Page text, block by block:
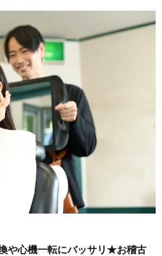
や心機一転にバッサリ★お稽古